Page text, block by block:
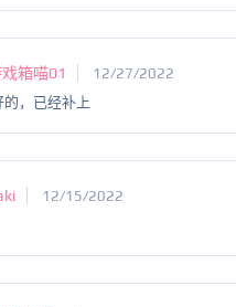
箱喵01 12/27/2022
的，已经补上
12/15/2022